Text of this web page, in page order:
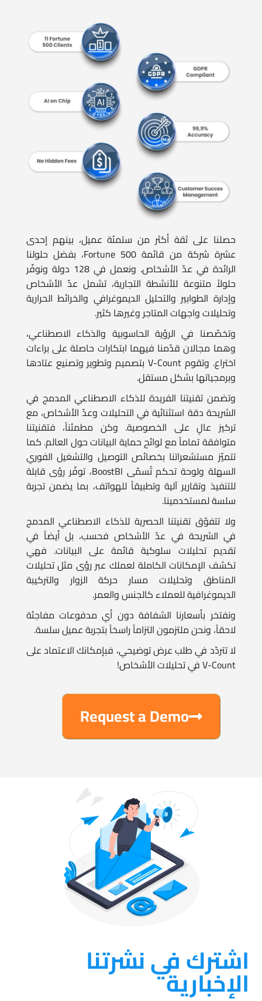
حصلنا على ثقة أكثر من ستمئة عميل، بينهم إحدى
عشرة شركة من قائمة Fortune 500، بفضل حلولنا
الرائدة في عدّ الأشخاص. ونعمل في 128 دولة ونوفّر
حلولاً متنوعة للأنشطة التجارية، تشمل عدّ الأشخاص
وإدارة الطوابير والتحليل الديموغرافي والخرائط الحرارية
وتحليلات واجهات المتاجر وغيرها كثير.
وتخصّصنا في الرؤية الحاسوبية والذكاء الاصطناعي،
وهما مجالان قدّمنا فيهما ابتكارات حاصلة على براءات
اختراع. وتقوم V-Count بتصميم وتطوير وتصنيع عتادها
وبرمجياتها بشكل مستقل.
وتضمن تقنيتنا الفريدة للذكاء الاصطناعي المدمج في
الشريحة دقة استثنائية في التحليلات وعدّ الأشخاص، مع
تركيز عالٍ على الخصوصية. وكن مطمئناً، فتقنيتنا
متوافقة تماماً مع لوائح حماية البيانات حول العالم. كما
تتميّز مستشعراتنا بخصائص التوصيل والتشغيل الفوري
السهلة ولوحة تحكم تُسمّى BoostBI، توفّر رؤى قابلة
للتنفيذ وتقارير آلية وتطبيقاً للهواتف، بما يضمن تجربة
سلسة لمستخدمينا.
ولا تتفوّق تقنيتنا الحصرية للذكاء الاصطناعي المدمج
في الشريحة في عدّ الأشخاص فحسب، بل أيضاً في
تقديم تحليلات سلوكية قائمة على البيانات. فهي
تكشف الإمكانات الكاملة لعملك عبر رؤى مثل تحليلات
المناطق وتحليلات مسار حركة الزوار والتركيبة
الديموغرافية للعملاء كالجنس والعمر.
ونفتخر بأسعارنا الشفافة دون أي مدفوعات مفاجئة
لاحقاً، ونحن ملتزمون التزاماً راسخاً بتجربة عميل سلسة.
لا تتردّد في طلب عرض توضيحي، فبإمكانك الاعتماد على
V-Count في تحليلات الأشخاص!
Request a Demo
اشترك في نشرتنا
الإخبارية